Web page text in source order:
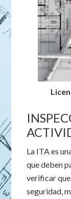
La ITA es
que deben
verificar
seguridad,